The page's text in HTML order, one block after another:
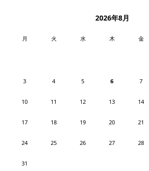
2026年8月
月 火 水 木 金
3 4 5 6 7
10 11 12 13 14
17 18 19 20 21
24 25 26 27 28
31